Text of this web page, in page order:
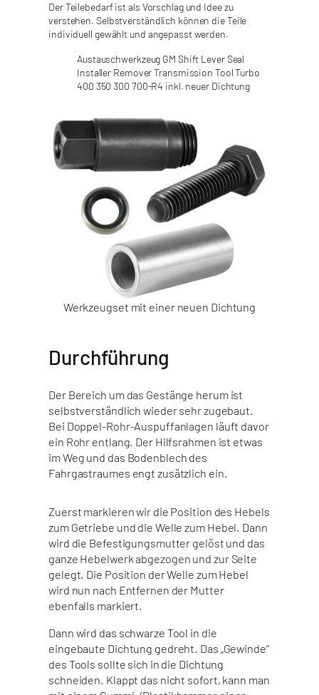
Der Teilebedarf ist als Vorschlag und Idee zu
verstehen. Selbstverständlich können die Teile
individuell gewählt und angepasst werden.
Austauschwerkzeug GM Shift Lever Seal
Installer Remover Transmission Tool Turbo
400 350 300 700-R4 inkl. neuer Dichtung
Werkzeugset mit einer neuen Dichtung
Durchführung
Der Bereich um das Gestänge herum ist
selbstverständlich wieder sehr zugebaut.
Bei Doppel-Rohr-Auspuffanlagen läuft davor
ein Rohr entlang. Der Hilfsrahmen ist etwas
im Weg und das Bodenblech des
Fahrgastraumes engt zusätzlich ein.
Zuerst markieren wir die Position des Hebels
zum Getriebe und die Welle zum Hebel. Dann
wird die Befestigungsmutter gelöst und das
ganze Hebelwerk abgezogen und zur Seite
gelegt. Die Position der Welle zum Hebel
wird nun nach Entfernen der Mutter
ebenfalls markiert.
Dann wird das schwarze Tool in die
eingebaute Dichtung gedreht. Das „Gewinde“
des Tools sollte sich in die Dichtung
schneiden. Klappt das nicht sofort, kann man